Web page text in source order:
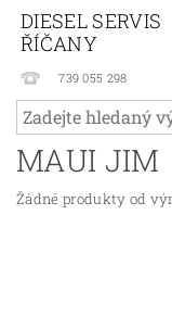
DIESEL SERVIS
ŘÍČANY
739 055 298
MAUI JIM
Žádné produkty od